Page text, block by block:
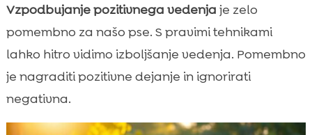
Vzpodbujanje pozitivnega vedenja je zelo
pomembno za našo pse. S pravimi tehnikami
lahko hitro vidimo izboljšanje vedenja. Pomembno
je nagraditi pozitivne dejanje in ignorirati
negativna.